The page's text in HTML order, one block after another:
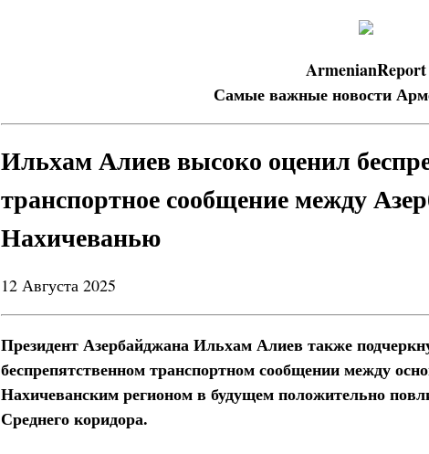
ArmenianReport
Самые важные новости
Ильхам Алиев высоко оценил
транспортное сообщение между
Нахичеванью
12 Августа 2025
Президент Азербайджана Ильхам Алиев также
беспрепятственном транспортном сообщении между
Нахичеванским регионом в будущем положительно
Среднего коридора.